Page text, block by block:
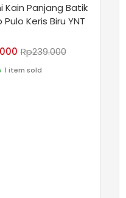
Kain Panjang Batik
Keris Biru YNT
Rp239.000
1 item sold